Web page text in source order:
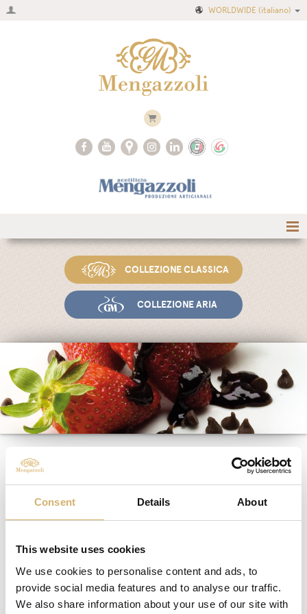
Consent Details About
This website uses cookies
We use cookies to personalise content and ads, to
provide social media features and to analyse our traffic.
We also share information about your use of our site with
WORLDWIDE (italiano)
Fiere ed Eventi
Riconoscimenti
News
Egocalo
Mengazzoli TV
Servizio Clienti
Mengazzoli LIVE
COLLEZIONE CLASSICA
COLLEZIONE ARIA
Mengazzoli per l'arte